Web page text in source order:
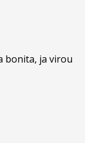
bonita, ja virou